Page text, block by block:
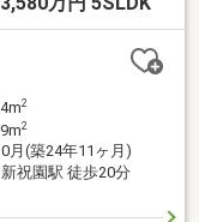
2
2
月(築24年11ヶ月)
祝園駅 徒歩20分